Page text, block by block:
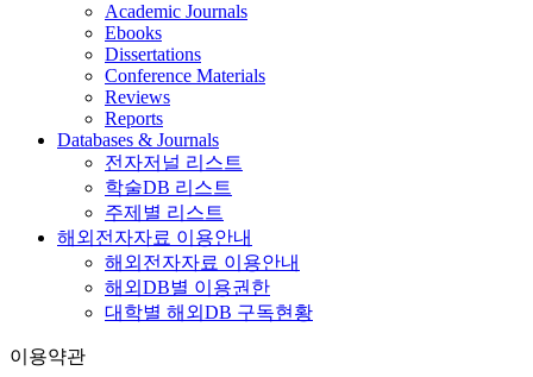
Academic Journals
Ebooks
Dissertations
Conference Materials
Reviews
Reports
Databases & Journals
전자저널 리스트
학술DB 리스트
주제별 리스트
해외전자자료 이용안내
해외전자자료 이용안내
해외DB별 이용권한
대학별 해외DB 구독현황
이용약관